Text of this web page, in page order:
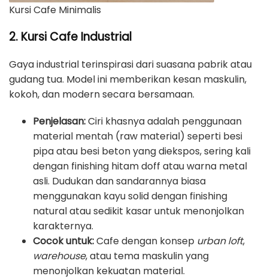
Kursi Cafe Minimalis
2. Kursi Cafe Industrial
Gaya industrial terinspirasi dari suasana pabrik atau
gudang tua. Model ini memberikan kesan maskulin,
kokoh, dan modern secara bersamaan.
Penjelasan:Ciri khasnya adalah penggunaan
material mentah (raw material) seperti besi
pipa atau besi beton yang diekspos, sering kali
dengan finishing hitam doff atau warna metal
asli. Dudukan dan sandarannya biasa
menggunakan kayu solid dengan finishing
natural atau sedikit kasar untuk menonjolkan
karakternya.
Cocok untuk:Cafe dengan konsep urban loft,
warehouse, atau tema maskulin yang
menonjolkan kekuatan material.